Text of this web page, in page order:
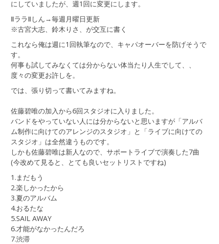
にしていましたが、週1回に変更にします。
ⅡララⅡしん→毎週月曜日更新
※古宮大志、鈴木りさ、が交互に書く
これなら俺は週に1回執筆なので、キャパオーバーを防げそうで
す。
何事も試してみなくては分からない体当たり人生でして、、
度々の変更お許しを。
では、張り切って書いてみますね。
佐藤碧唯の加入から6回スタジオに入りました。
バンドをやっていない人には分からないと思いますが「アルバ
ム制作に向けてのアレンジのスタジオ」と「ライブに向けての
スタジオ」は全然違うものです。
しかも佐藤碧唯は新人なので、サポートライブで演奏した7曲
(今改めて見ると、とても良いセットリストですね)
1.まだもう
2.楽しかったから
3.夏のアルバム
4.おるたな
5.SAIL AWAY
6.才能がなかったんだろ
7.渋滞